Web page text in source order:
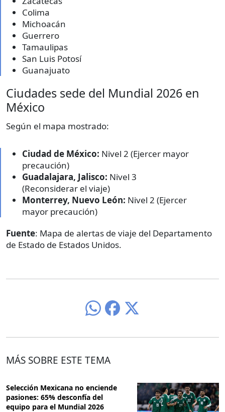
Colima
Michoacán
Guerrero
Tamaulipas
San Luis Potosí
Guanajuato
Ciudades sede del Mundial 2026 en
México
Según el mapa mostrado:
Ciudad de México: Nivel 2 (Ejercer mayor
precaución)
Guadalajara, Jalisco: Nivel 3
(Reconsiderar el viaje)
Monterrey, Nuevo León: Nivel 2 (Ejercer
mayor precaución)
Fuente: Mapa de alertas de viaje del Departamento
de Estado de Estados Unidos.
MÁS SOBRE ESTE TEMA
Selección Mexicana no enciende
pasiones: 65% desconfía del
equipo para el Mundial 2026